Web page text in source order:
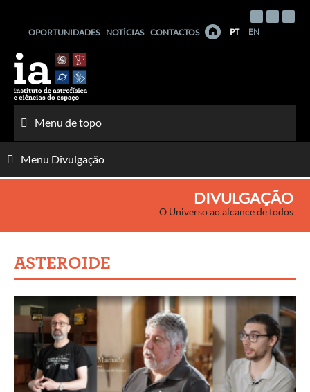
conteúdo
OPORTUNIDADES NOTÍCIAS CONTACTOS PT EN
Menu de topo
Menu Divulgação
DIVULGAÇÃO
O Universo ao alcance de todos
ASTEROIDE